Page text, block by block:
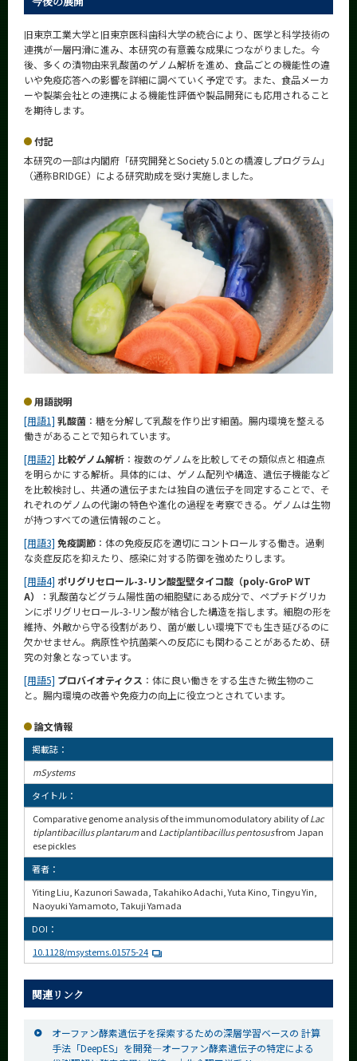
旧東京工業大学と旧東京医科歯科大学の統合により、医学と科学技術の
連携が一層円滑に進み、本研究の有意義な成果につながりました。今
後、多くの漬物由来乳酸菌のゲノム解析を進め、食品ごとの機能性の違
いや免疫応答への影響を詳細に調べていく予定です。また、食品メーカ
ーや製薬会社との連携による機能性評価や製品開発にも応用されること
を期待します。
付記
本研究の一部は内閣府「研究開発とSociety 5.0との橋渡しプログラム」
（通称BRIDGE）による研究助成を受け実施しました。
用語説明
[用語1] 乳酸菌 ：糖を分解して乳酸を作り出す細菌。腸内環境を整える
働きがあることで知られています。
[用語2] 比較ゲノム解析 ：複数のゲノムを比較してその類似点と相違点
を明らかにする解析。具体的には、ゲノム配列や構造、遺伝子機能など
を比較検討し、共通の遺伝子または独自の遺伝子を同定することで、そ
れぞれのゲノムの代謝の特色や進化の過程を考察できる。ゲノムは生物
が持つすべての遺伝情報のこと。
[用語3] 免疫調節 ：体の免疫反応を適切にコントロールする働き。過剰
な炎症反応を抑えたり、感染に対する防御を強めたりします。
[用語4] ポリグリセロール-3-リン酸型壁タイコ酸（poly-GroP WT
A）
：乳酸菌などグラム陽性菌の細胞壁にある成分で、ペプチドグリカ
ンにポリグリセロール-3-リン酸が結合した構造を指します。細胞の形を
維持、外敵から守る役割があり、菌が厳しい環境下でも生き延びるのに
欠かせません。病原性や抗菌薬への反応にも関わることがあるため、研
究の対象となっています。
[用語5] プロバイオティクス ：体に良い働きをする生きた微生物のこ
と。腸内環境の改善や免疫力の向上に役立つとされています。
論文情報
掲載誌：
mSystems
タイトル：
Comparative genome analysis of the immunomodulatory ability ofLac
tiplantibacillus plantarumand Lactiplantibacillus pentosusfrom Japan
ese pickles
著者：
Yiting Liu, Kazunori Sawada, Takahiko Adachi, Yuta Kino, Tingyu Yin,
Naoyuki Yamamoto, Takuji Yamada
DOI：
10.1128/msystems.01575-24
関連リンク
オーファン酵素遺伝子を探索するための深層学習ベースの 計算
手法「DeepES」を開発—オーファン酵素遺伝子の特定による